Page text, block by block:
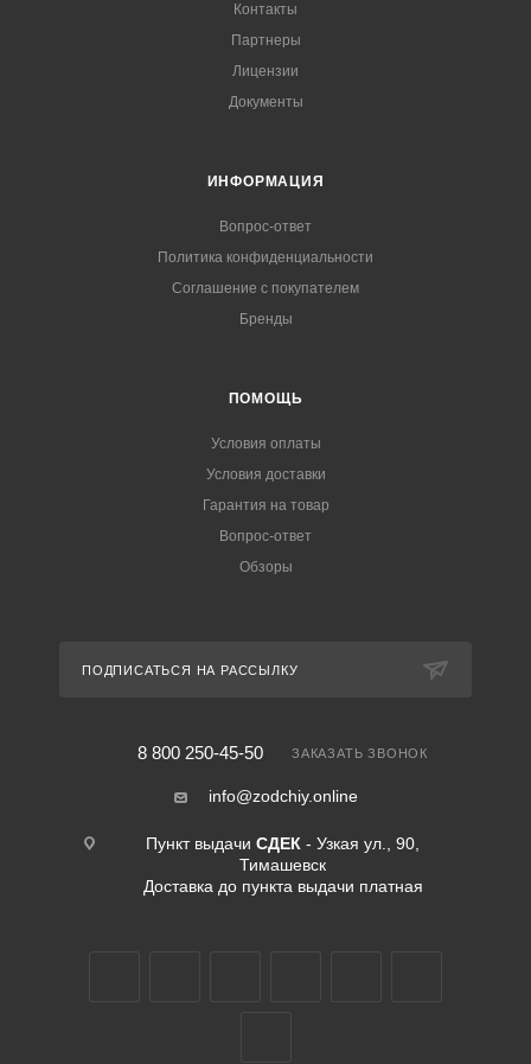
Контакты
Партнеры
Лицензии
Документы
ИНФОРМАЦИЯ
Вопрос-ответ
Политика конфиденциальности
Соглашение с покупателем
Бренды
ПОМОЩЬ
Условия оплаты
Условия доставки
Гарантия на товар
Вопрос-ответ
Обзоры
ПОДПИСАТЬСЯ НА РАССЫЛКУ
8 800 250-45-50 ЗАКАЗАТЬ ЗВОНОК
info@zodchiy.online
Пункт выдачи СДЕК - Узкая ул., 90,
Тимашевск
Доставка до пункта выдачи платная